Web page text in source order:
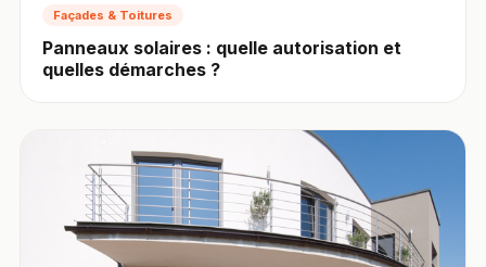
Façades & Toitures
Panneaux solaires : quelle autorisation et
quelles démarches ?